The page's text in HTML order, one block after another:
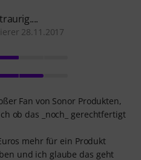
28.11.2017
Fan von Sonor Produkten,
ob das _noch_ gerechtfertigt
mehr für ein Produkt
und ich glaube das geht